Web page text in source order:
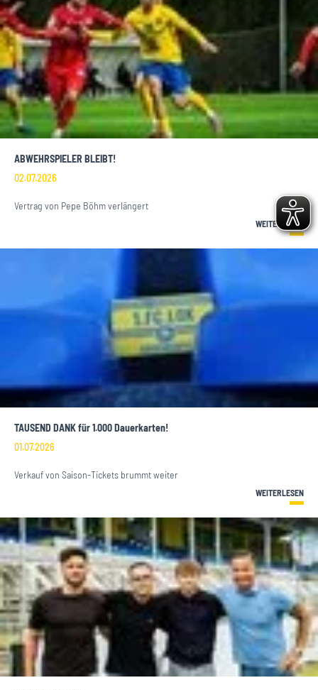
ABWEHRSPIELER BLEIBT!
02.07.2026
Vertrag von Pepe Böhm verlängert
WEITERLESEN
TAUSEND DANK für 1.000 Dauerkarten!
01.07.2026
Verkauf von Saison-Tickets brummt weiter
WEITERLESEN